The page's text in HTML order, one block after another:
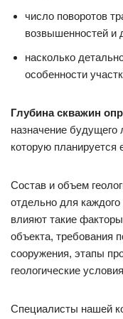
число поворотов
возвышенностей и
насколько
особенности
Глубина скважин
назначение будущего
которую планируется
Состав и объем
отдельно для
влияют такие
объекта, требования
сооружения, этапы
геологические
Специалисты нашей